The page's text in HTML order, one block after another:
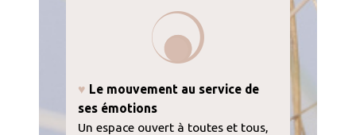
♥ Le mouvement au service de
ses émotions
Un espace ouvert à toutes et tous,